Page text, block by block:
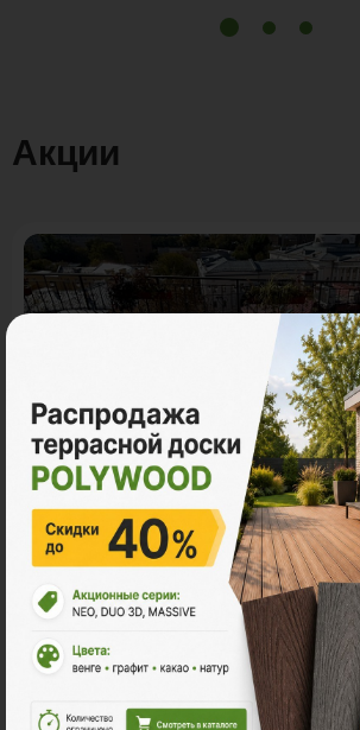
Акции
11.11 - Графитовый
Поливуд
-30% на все складские остатки
POLYWOOD.